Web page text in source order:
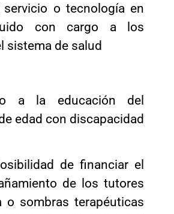
o tecnología en
con cargo a los
sistema de salud
a la educación del
edad con discapacidad
de financiar el
de los tutores
o sombras terapéuticas